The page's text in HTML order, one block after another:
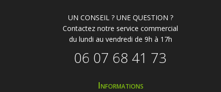
UN CONSEIL ? UNE QUESTION ?
Contactez notre service commercial
du lundi au vendredi de 9h à 17h
06 07 68 41 73
Informations